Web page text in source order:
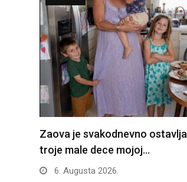
Zaova je svakodnevno
troje male dece mojoj…
6. Augusta 2026.